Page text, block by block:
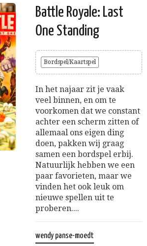
Battle Royale: Last
One Standing
Bordspel/Kaartspel
In het najaar zit je vaak
veel binnen, en om te
voorkomen dat we constant
achter een scherm zitten of
allemaal ons eigen ding
doen, pakken wij graag
samen een bordspel erbij.
Natuurlijk hebben we een
paar favorieten, maar we
vinden het ook leuk om
nieuwe spellen uit te
proberen....
wendy panse-moedt